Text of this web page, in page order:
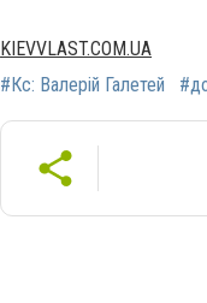
KIEVVLAST.COM.UA
#Кс: Валерій Галетей